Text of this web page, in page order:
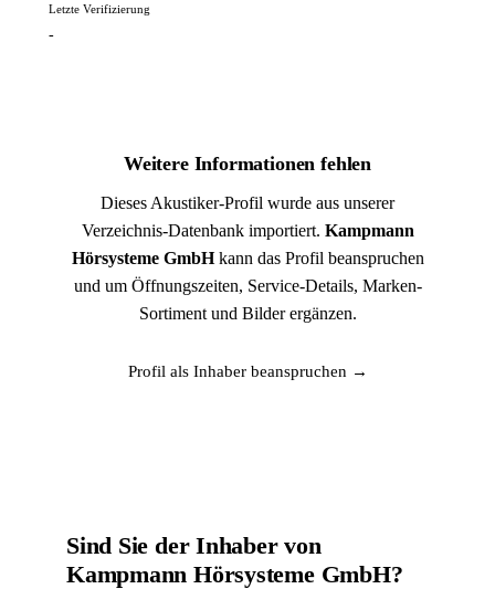
Letzte Verifizierung
-
Weitere Informationen fehlen
Dieses Akustiker-Profil wurde aus unserer
Verzeichnis-Datenbank importiert. Kampmann
Hörsysteme GmbHkann das Profil beanspruchen
und um Öffnungszeiten, Service-Details, Marken-
Sortiment und Bilder ergänzen.
Profil als Inhaber beanspruchen →
Sind Sie der Inhaber von
Kampmann Hörsysteme GmbH?